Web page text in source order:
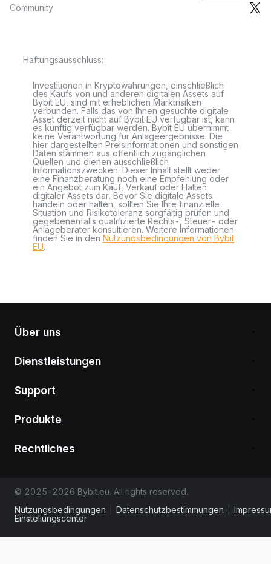
Community
Haftungsausschluss:
Investitionen in Kryptowährungen, einschließlich
des Kaufs von und anderen digitalen Assets auf
Bybit EU, sind mit erheblichen Marktrisiken
verbunden. Falls das von Ihnen gesuchte digitale
Asset derzeit nicht auf Bybit EU verfügbar ist, kann
es künftig verfügbar werden. Bybit EU übernimmt
keine Verantwortung für Anlageergebnisse. Die
hier dargestellten Preisinformationen und sonstigen
Daten stammen aus öffentlich zugänglichen
Quellen und dienen ausschließlich
Informationszwecken. Dieser Inhalt stellt weder
eine Finanzberatung noch eine Empfehlung oder
ein Angebot zum Kauf, Verkauf oder Halten
digitaler Assets dar. Bevor Sie digitale Assets
handeln oder halten, sollten Sie Ihre finanzielle
Situation und Risikotoleranz sorgfältig prüfen und
gegebenenfalls qualifizierte Rechts-, Steuer- oder
Anlageberater konsultieren. Weitere Informationen
finden Sie in den Nutzungsbedingungen von Bybit
EU.
Über uns
Dienstleistungen
Support
Produkte
Rechtliches
© 2025-2026 Bybit.eu. All rights reserved.
Nutzungsbedingungen
Datenschutzbestimmungen
Einstellungscenter